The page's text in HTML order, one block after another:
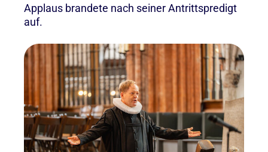
Applaus brandete nach seiner Antrittspredigt
auf.